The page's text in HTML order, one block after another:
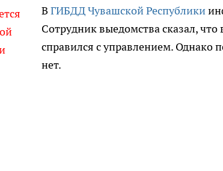
В ГИБДД Чувашской Республики
Сотрудник выедомства сказал, что
справился с управлением. Однако
нет.